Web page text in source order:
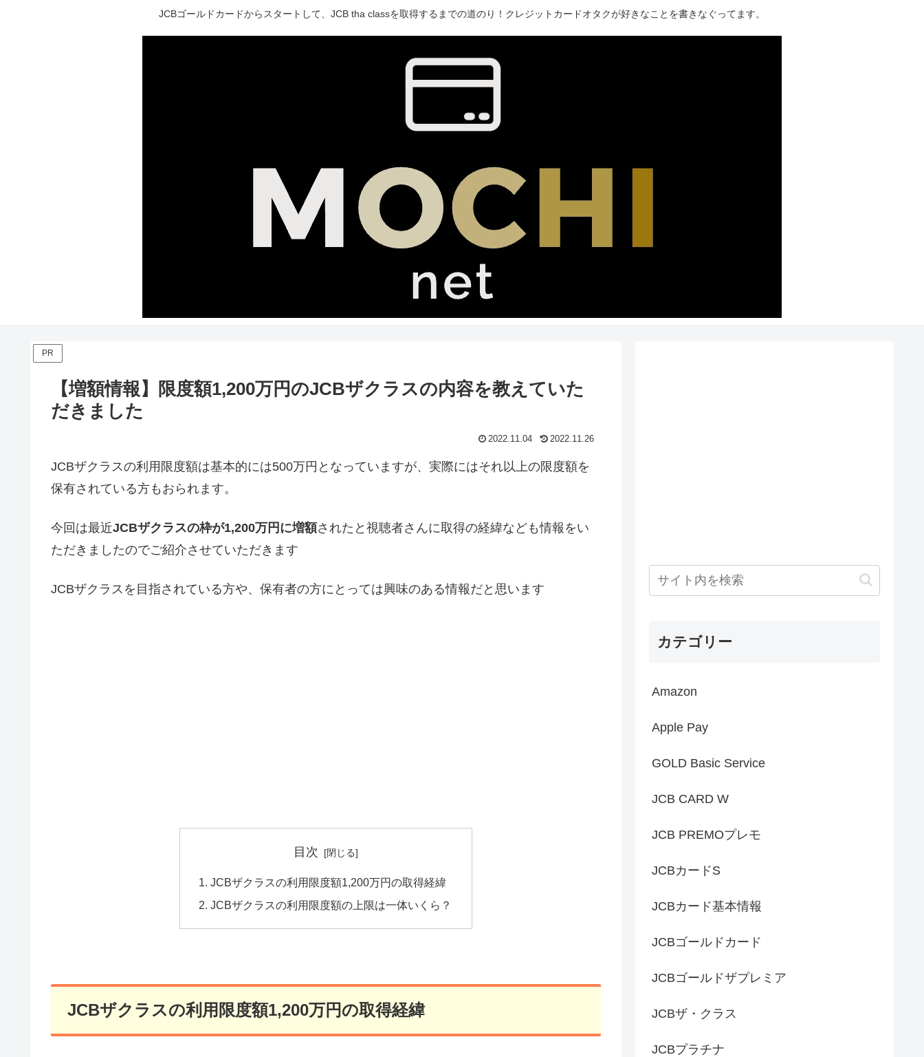
JCBゴールドカードからスタートして、JCB tha classを取得するまでの道のり！クレジットカードオタクが好きなことを書きなぐってます。
PR
【増額情報】限度額1,200万円のJCBザクラスの内容を教えていた
だきました
2022.11.04 2022.11.26
JCBザクラスの利用限度額は基本的には500万円となっていますが、実際にはそれ以上の限度額を
保有されている方もおられます。
今回は最近JCBザクラスの枠が1,200万円に増額されたと視聴者さんに取得の経緯なども情報をい
ただきましたのでご紹介させていただきます
JCBザクラスを目指されている方や、保有者の方にとっては興味のある情報だと思います
目次
JCBザクラスの利用限度額1,200万円の取得経緯
JCBザクラスの利用限度額の上限は一体いくら？
JCBザクラスの利用限度額1,200万円の取得経緯
カテゴリー
Amazon
Apple Pay
GOLD Basic Service
JCB CARD W
JCB PREMOプレモ
JCBカードS
JCBカード基本情報
JCBゴールドカード
JCBゴールドザプレミア
JCBザ・クラス
JCBプラチナ